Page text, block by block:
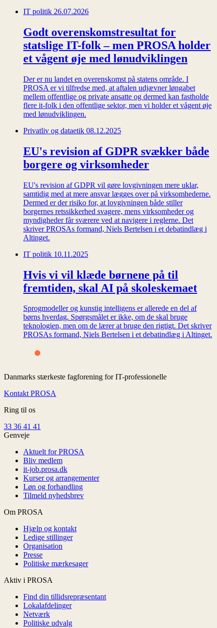
IT politik 26.07.2026
Godt overenskomstresultat for
statslige IT-folk – men PROSA holder
et vågent øje med lønudviklingen
Der er nu landet en overenskomst på statens område. I
PROSA er vi tilfredse med, at aftalen udjævner løngabet
mellem offentlige og private ansatte og dermed kan fastholde
flere it-folk i den offentlige sektor, men vi holder et vågent øje
med lønudviklingen.
Privatliv og dataetik 08.12.2025
EU's revision af GDPR svækker både
borgere og virksomheder
EU's revision af GDPR vil gøre lovgivningen mere uklar,
samtidig med at mere ansvar lægges over på virksomhederne.
Dermed er der risiko for, at lovgivningen både stiller
borgernes retssikkerhed svagere, mens virksomheder og
myndigheder får sværere ved at navigere i reglerne. Det
skriver PROSAs formand, Niels Bertelsen i et debatindlæg i
Altinget.
IT politik 10.11.2025
Hvis vi vil klæde børnene på til
fremtiden, skal AI på skoleskemaet
Sprogmodeller og kunstig intelligens er allerede en del af
børns hverdag. Spørgsmålet er ikke, om de skal bruge
teknologien, men om de lærer at bruge den rigtigt. Det skriver
PROSAs formand, Niels Bertelsen i et debatindlæg i Altinget.
Danmarks stærkeste fagforening for IT-professionelle
Kontakt PROSA
Ring til os
33 36 41 41
Genveje
Aktuelt for PROSA
Bliv medlem
it-job.prosa.dk
Kurser og arrangementer
Løn og forhandling
Tilmeld nyhedsbrev
Om PROSA
Hjælp og kontakt
Ledige stillinger
Organisation
Presse
Politiske mærkesager
Aktiv i PROSA
Find din tillidsrepræsentant
Lokalafdelinger
Netværk
Politiske udvalg